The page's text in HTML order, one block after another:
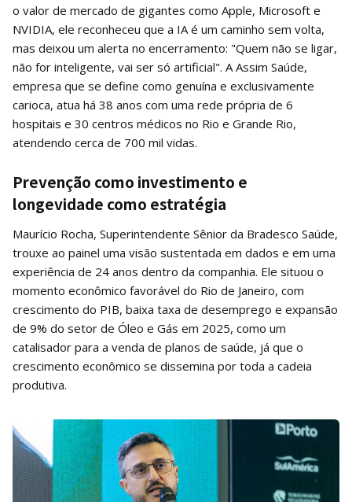
o valor de mercado de gigantes como Apple, Microsoft e
NVIDIA, ele reconheceu que a IA é um caminho sem volta,
mas deixou um alerta no encerramento: "Quem não se ligar,
não for inteligente, vai ser só artificial". A Assim Saúde,
empresa que se define como genuína e exclusivamente
carioca, atua há 38 anos com uma rede própria de 6
hospitais e 30 centros médicos no Rio e Grande Rio,
atendendo cerca de 700 mil vidas.
Prevenção como investimento e
longevidade como estratégia
Maurício Rocha, Superintendente Sênior da Bradesco Saúde,
trouxe ao painel uma visão sustentada em dados e em uma
experiência de 24 anos dentro da companhia. Ele situou o
momento econômico favorável do Rio de Janeiro, com
crescimento do PIB, baixa taxa de desemprego e expansão
de 9% do setor de Óleo e Gás em 2025, como um
catalisador para a venda de planos de saúde, já que o
crescimento econômico se dissemina por toda a cadeia
produtiva.